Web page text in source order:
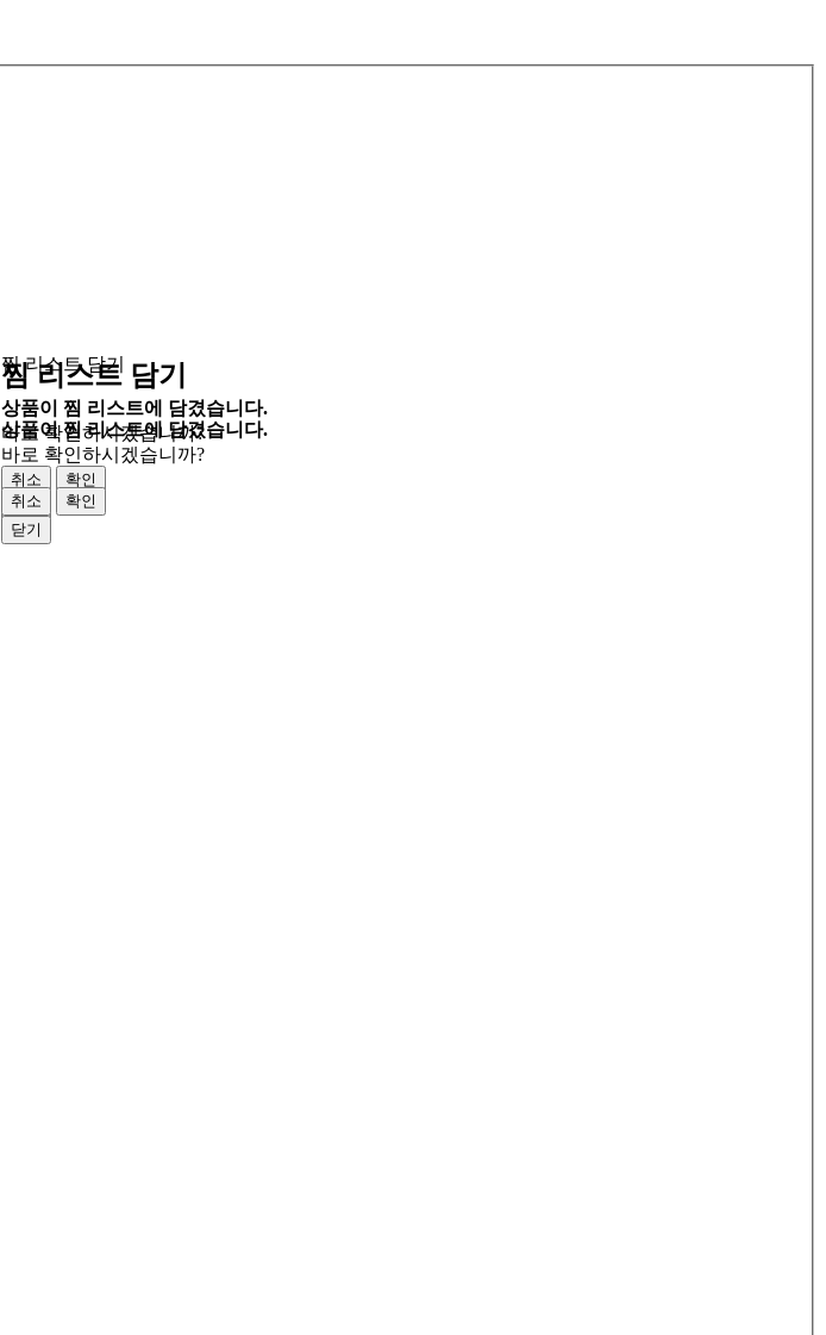
찜 리스트 담기
상품이 찜 리스트에 담겼습니다.
바로 확인하시겠습니까?
취소
확인
닫기
찜 리스트 담기
상품이 찜 리스트에 담겼습니다.
바로 확인하시겠습니까?
취소
확인
닫기